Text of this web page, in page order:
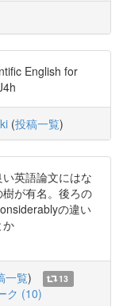
English for
(投稿一覧)
英語論文にはな
が有名。後ろの
の違い
か
一覧)
13
ク (10)